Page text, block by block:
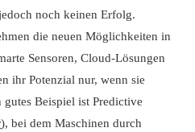
noch keinen Erfolg.
die neuen Möglichkeiten in
Sensoren, Cloud-Lösungen
ihr Potenzial nur, wenn sie
Beispiel ist Predictive
), bei dem Maschinen durch